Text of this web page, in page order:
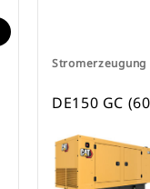
Stromerzeugung
DE150 GC